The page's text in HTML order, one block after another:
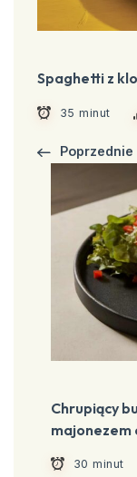
Spaghetti z
35 minut
Poprzednie
Chrupiący
majonezem
30 minut